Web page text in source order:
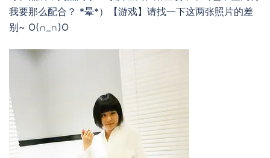
我要那么配合？ *晕*）【游戏】请找一下这两张照片的差
别~ O(∩_∩)O